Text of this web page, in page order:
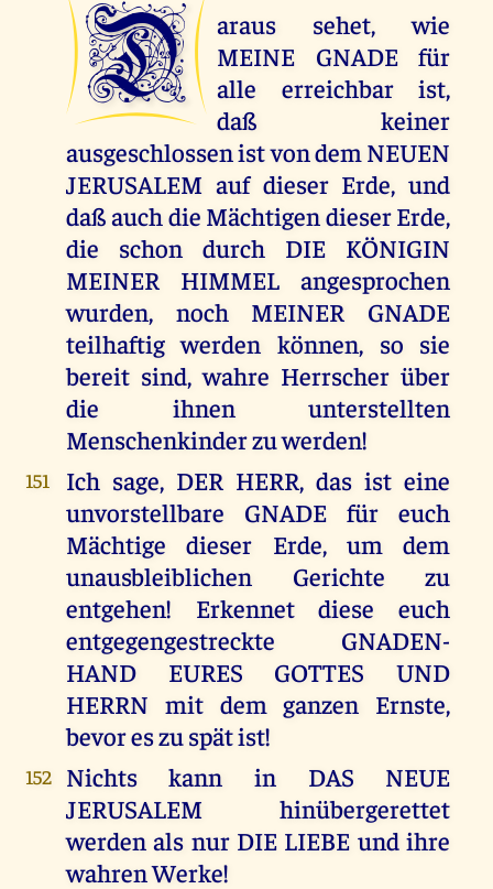
D
araus sehet, wie
MEINE GNADE für
alle erreichbar ist,
daß keiner
ausgeschlossen ist von dem NEUEN
JERUSALEM auf dieser Erde, und
daß auch die Mächtigen dieser Erde,
die schon durch DIE KÖNIGIN
MEINER HIMMEL angesprochen
wurden, noch MEINER GNADE
teilhaftig werden können, so sie
bereit sind, wahre Herrscher über
die ihnen unterstellten
Menschenkinder zu werden!
151
Ich sage, DER HERR, das ist eine
unvorstellbare GNADE für euch
Mächtige dieser Erde, um dem
unausbleiblichen Gerichte zu
entgehen! Erkennet diese euch
entgegengestreckte GNADEN-
HAND EURES GOTTES UND
HERRN mit dem ganzen Ernste,
bevor es zu spät ist!
152
Nichts kann in DAS NEUE
JERUSALEM hinübergerettet
werden als nur DIE LIEBE und ihre
wahren Werke!